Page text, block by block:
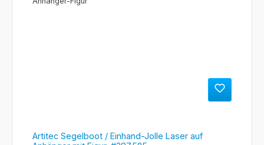
Artitec Segelboot / Einhand-Jolle Laser auf